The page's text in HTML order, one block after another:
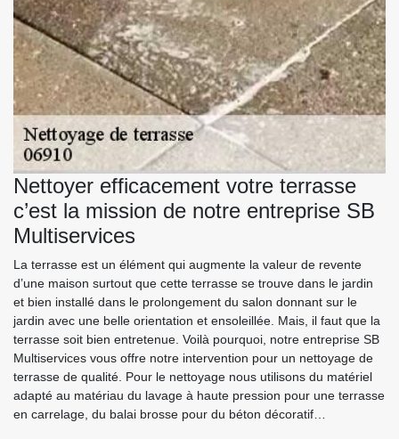
Nettoyer efficacement votre terrasse
c’est la mission de notre entreprise SB
Multiservices
La terrasse est un élément qui augmente la valeur de revente
d’une maison surtout que cette terrasse se trouve dans le jardin
et bien installé dans le prolongement du salon donnant sur le
jardin avec une belle orientation et ensoleillée. Mais, il faut que la
terrasse soit bien entretenue. Voilà pourquoi, notre entreprise SB
Multiservices vous offre notre intervention pour un nettoyage de
terrasse de qualité. Pour le nettoyage nous utilisons du matériel
adapté au matériau du lavage à haute pression pour une terrasse
en carrelage, du balai brosse pour du béton décoratif…